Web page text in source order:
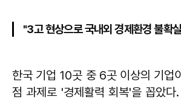
"3고 현상으로 국내외 경제환경 불확
한국 기업 10곳 중 6곳 이상의 기업
점 과제로 '경제활력 회복'을 꼽았다